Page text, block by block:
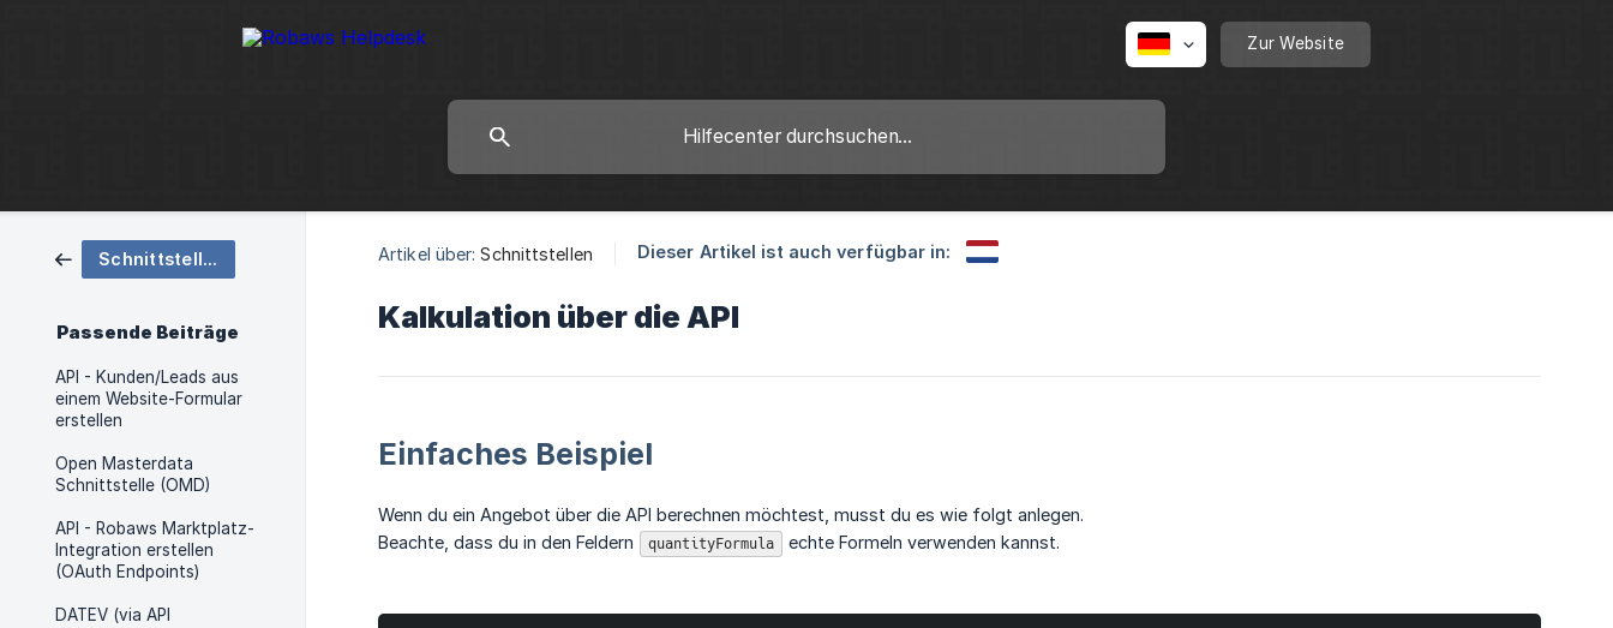
Zur Website
Schnittstellen
Passende Beiträge
API - Kunden/Leads aus
einem Website-Formular
erstellen
Open Masterdata
Schnittstelle (OMD)
API - Robaws Marktplatz-
Integration erstellen
(OAuth Endpoints)
DATEV (via API
Artikel über: Schnittstellen Dieser Artikel ist auch verfügbar in:
Kalkulation über die API
Einfaches Beispiel
Wenn du ein Angebot über die API berechnen möchtest, musst du es wie folgt anlegen.
Beachte, dass du in den Feldern
quantityFormula echte Formeln verwenden kannst.